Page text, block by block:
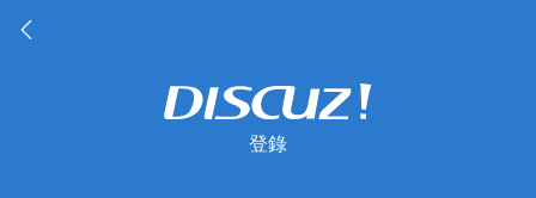
登錄